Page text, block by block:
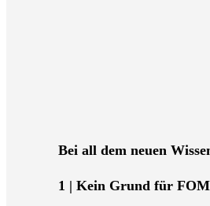
Bei all dem neuen
1 | Kein Grund für